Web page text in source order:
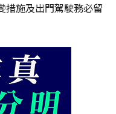
措施及出門駕駛務必留